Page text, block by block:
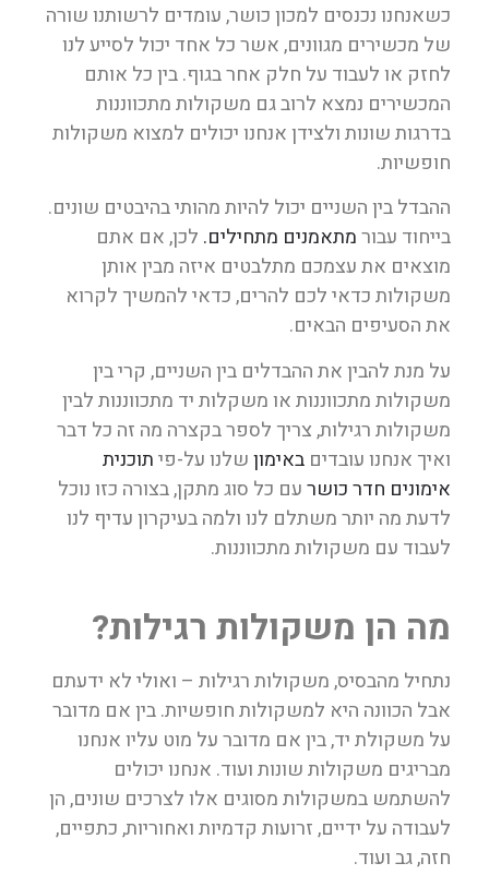
כשאנחנו נכנסים למכון כושר, עומדים לרשותנו שורה
של מכשירים מגוונים, אשר כל אחד יכול לסייע לנו
לחזק או לעבוד על חלק אחר בגוף. בין כל אותם
המכשירים נמצא לרוב גם משקולות מתכווננות
בדרגות שונות ולצידן אנחנו יכולים למצוא משקולות
חופשיות.
ההבדל בין השניים יכול להיות מהותי בהיבטים שונים.
בייחוד עבורמתאמנים מתחילים. לכן, אם אתם
מוצאים את עצמכם מתלבטים איזה מבין אותן
משקולות כדאי לכם להרים, כדאי להמשיך לקרוא
את הסעיפים הבאים.
על מנת להבין את ההבדלים בין השניים, קרי בין
משקולות מתכווננות או משקלות יד מתכווננות לבין
משקולות רגילות, צריך לספר בקצרה מה זה כל דבר
ואיך אנחנו עובדים באימוןשלנו על-פיתוכנית
אימונים חדר כושרעם כל סוג מתקן, בצורה כזו נוכל
לדעת מה יותר משתלם לנו ולמה בעיקרון עדיף לנו
לעבוד עם משקולות מתכווננות.
מה הן משקולות רגילות?
נתחיל מהבסיס, משקולות רגילות – ואולי לא ידעתם
אבל הכוונה היא למשקולות חופשיות. בין אם מדובר
על משקולת יד, בין אם מדובר על מוט עליו אנחנו
מבריגים משקולות שונות ועוד. אנחנו יכולים
להשתמש במשקולות מסוגים אלו לצרכים שונים, הן
לעבודה על ידיים, זרועות קדמיות ואחוריות, כתפיים,
חזה, גב ועוד.